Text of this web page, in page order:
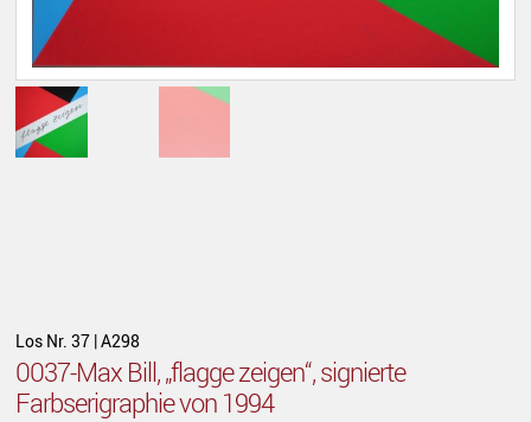
Los Nr. 37 | A298
0037-Max Bill, „flagge zeigen“, signierte
Farbserigraphie von 1994